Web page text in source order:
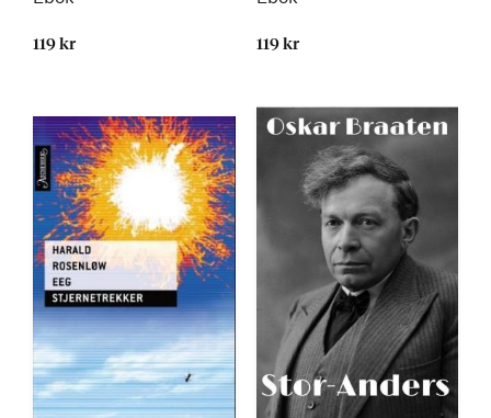
119 kr 119 kr